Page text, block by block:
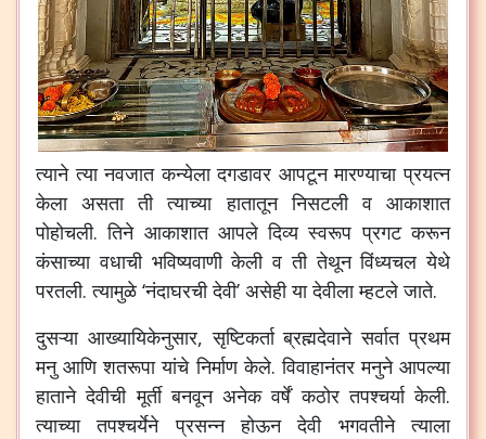
त्याने त्या नवजात कन्येला दगडावर आपटून मारण्याचा प्रयत्न
केला असता ती त्याच्या हातातून निसटली व आकाशात
पोहोचली. तिने आकाशात आपले दिव्य स्वरूप प्रगट करून
कंसाच्या वधाची भविष्यवाणी केली व ती तेथून विंध्यचल येथे
परतली. त्यामुळे ‘नंदाघरची देवी’ असेही या देवीला म्हटले जाते.
दुसऱ्या आख्यायिकेनुसार, सृष्टिकर्ता ब्रह्मदेवाने सर्वात प्रथम
मनु आणि शतरूपा यांचे निर्माण केले. विवाहानंतर मनुने आपल्या
हाताने देवीची मूर्ती बनवून अनेक वर्षें कठोर तपश्चर्या केली.
त्याच्या तपश्चर्येने प्रसन्न होऊन देवी भगवतीने त्याला